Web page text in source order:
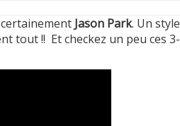
Jason Park. Un style
tout !! Et checkez un peu ces 3-